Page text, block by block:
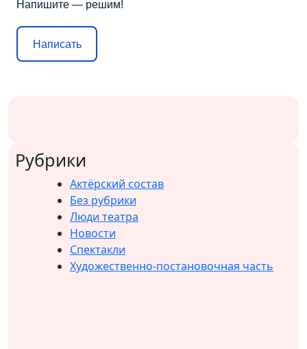
Напишите — решим!
Написать
Рубрики
Актёрский состав
Без рубрики
Люди театра
Новости
Спектакли
Художественно-постановочная часть